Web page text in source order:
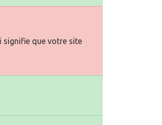
signifie que votre site